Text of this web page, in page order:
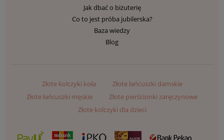
Jak dbać o biżuterię
Co to jest próba jubilerska?
Baza wiedzy
Blog
Złote kolczyki koła
Złote łańcuszki damskie
Złote łańcuszki męskie
Złote pierścionki zaręczynowe
Złote kolczyki dla dzieci